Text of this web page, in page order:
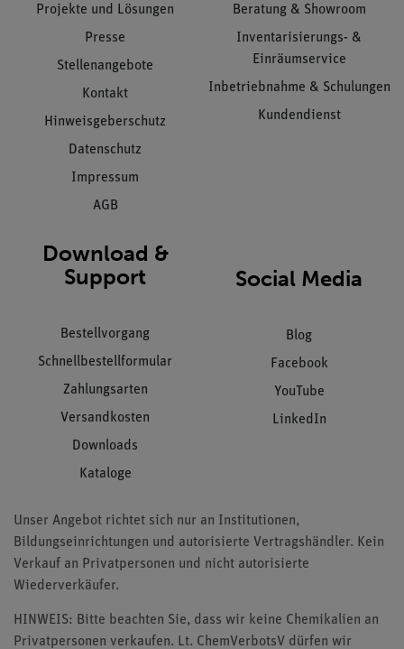
Projekte und Lösungen
Presse
Stellenangebote
Kontakt
Hinweisgeberschutz
Datenschutz
Impressum
AGB
Beratung & Showroom
Inventarisierungs- &
Einräumservice
Inbetriebnahme & Schulungen
Kundendienst
Download &
Support
Bestellvorgang
Schnellbestellformular
Zahlungsarten
Versandkosten
Downloads
Kataloge
Social Media
Blog
Facebook
YouTube
LinkedIn
Unser Angebot richtet sich nur an Institutionen,
Bildungseinrichtungen und autorisierte Vertragshändler. Kein
Verkauf an Privatpersonen und nicht autorisierte
Wiederverkäufer.
HINWEIS: Bitte beachten Sie, dass wir keine Chemikalien an
Privatpersonen verkaufen. Lt. ChemVerbotsV dürfen wir